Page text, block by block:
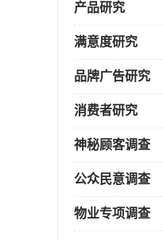
产品研究
满意度研究
品牌广告研究
消费者研究
神秘顾客调查
公众民意调查
物业专项调查